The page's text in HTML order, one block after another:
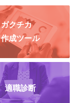
ガクチカ
作成ツール
適職診断